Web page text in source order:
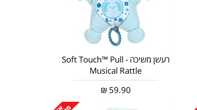
רעשן משיכה - Soft Touch™ Pull
Musical Rattle
59.90
₪